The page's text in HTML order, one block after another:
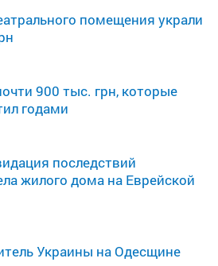
помещения украли
900 тыс. грн, которые
годами
последствий
жилого дома на Еврейской
Украины на Одесщине